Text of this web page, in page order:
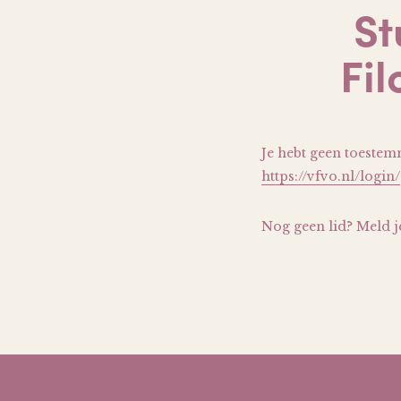
Je hebt geen
https://vfvo.nl/login/
Nog geen lid? Meld